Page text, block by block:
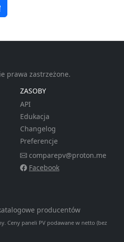
prawa zastrzeżone.
ZASOBY
API
Edukacja
Changelog
Preferencje
comparepv@proton.me
Facebook
producentów
Ceny paneli PV podawane w netto (bez